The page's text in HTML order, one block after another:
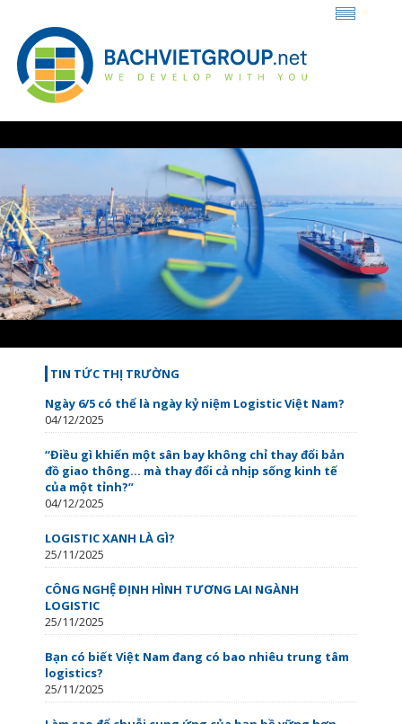
27.46%
TIN TỨC THỊ TRƯỜNG
Ngày 6/5 có thể là ngày kỷ niệm Logistic Việt Nam?
04/12/2025
“Điều gì khiến một sân bay không chỉ thay đổi bản
đồ giao thông… mà thay đổi cả nhịp sống kinh tế
của một tỉnh?”
04/12/2025
LOGISTIC XANH LÀ GÌ?
25/11/2025
CÔNG NGHỆ ĐỊNH HÌNH TƯƠNG LAI NGÀNH
LOGISTIC
25/11/2025
Bạn có biết Việt Nam đang có bao nhiêu trung tâm
logistics?
25/11/2025